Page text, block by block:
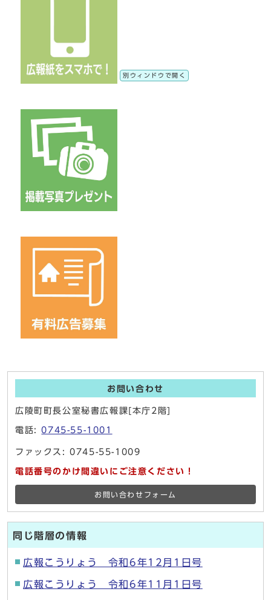
別ウィンドウで開く
お問い合わせ
広陵町町長公室秘書広報課[本庁2階]
電話:0745-55-1001
ファックス: 0745-55-1009
電話番号のかけ間違いにご注意ください！
お問い合わせフォーム
同じ階層の情報
広報こうりょう 令和6年12月1日号
広報こうりょう 令和6年11月1日号